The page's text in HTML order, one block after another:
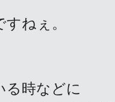
ねぇ。
る時などに